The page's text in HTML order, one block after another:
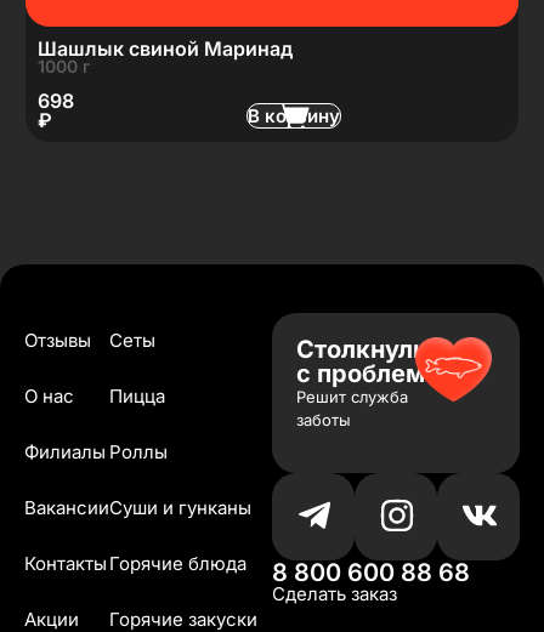
Шашлык свиной Маринад
1000 г
698
₽
В корзину
Отзывы
О нас
Филиалы
Вакансии
Контакты
Акции
Сеты
Пицца
Роллы
Суши и гунканы
Горячие блюда
Горячие закуски
Столкнулись
с проблемой?
Решит служба
заботы
8 800 600 88 68
Сделать заказ